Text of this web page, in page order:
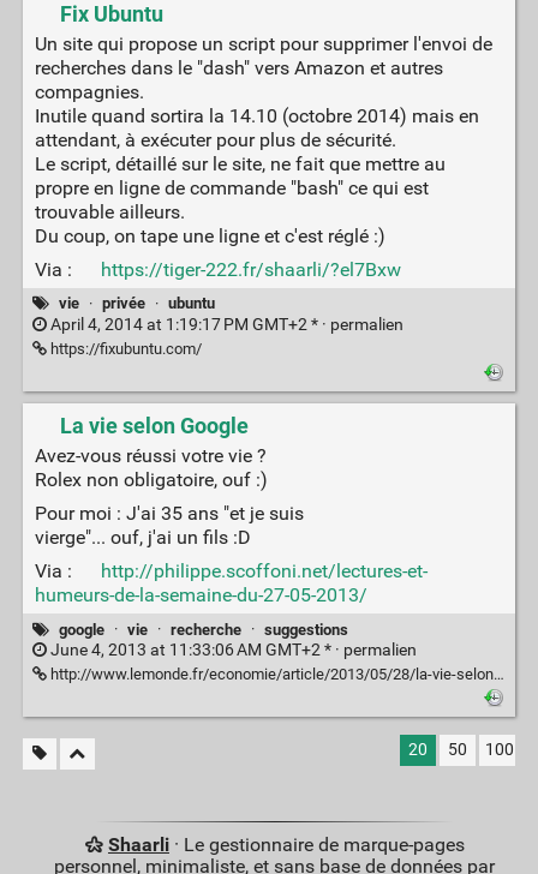
Fix Ubuntu
Un site qui propose un script pour supprimer l'envoi de
recherches dans le "dash" vers Amazon et autres
compagnies.
Inutile quand sortira la 14.10 (octobre 2014) mais en
attendant, à exécuter pour plus de sécurité.
Le script, détaillé sur le site, ne fait que mettre au
propre en ligne de commande "bash" ce qui est
trouvable ailleurs.
Du coup, on tape une ligne et c'est réglé :)
Via :
https://tiger-222.fr/shaarli/?el7Bxw
vie · privée · ubuntu
April 4, 2014 at 1:19:17 PM GMT+2 * · permalien
https://fixubuntu.com/
La vie selon Google
Avez-vous réussi votre vie ?
Rolex non obligatoire, ouf :)
Pour moi : J'ai 35 ans "et je suis
vierge"... ouf, j'ai un fils :D
Via :
http://philippe.scoffoni.net/lectures-et-
humeurs-de-la-semaine-du-27-05-2013/
google · vie · recherche · suggestions
June 4, 2013 at 11:33:06 AM GMT+2 * · permalien
http://www.lemonde.fr/economie/article/2013/05/28/la-vie-selon-google_3419569_3234.html
20 50 100
Shaarli· Le gestionnaire de marque-pages
personnel, minimaliste, et sans base de données par